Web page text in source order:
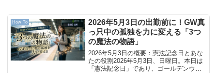
How To
2026年5月3日の出勤前に！GW真
っ只中の孤独を力に変える「3つ
の魔法の物語」
2026年5月3日の概要：憲法記念日とあな
たの役割2026年5月3日、日曜日。本日は
「憲法記念日」であり、ゴールデンウィ